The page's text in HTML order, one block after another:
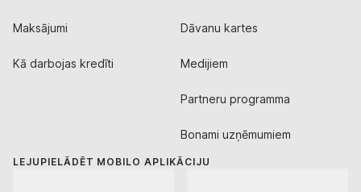
Maksājumi
Kā darbojas kredīti
Dāvanu kartes
Medijiem
Partneru programma
Bonami uzņēmumiem
LEJUPIELĀDĒT MOBILO APLIKĀCIJU